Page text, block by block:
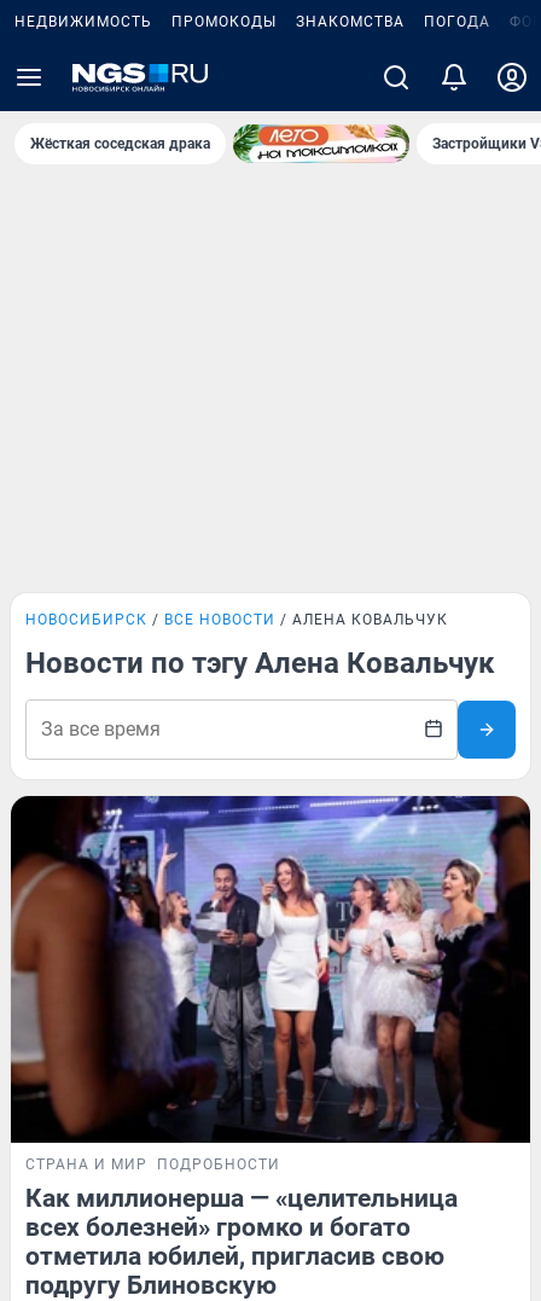
НЕДВИЖИМОСТЬ ПРОМОКОДЫ ЗНАКОМСТВА ПОГОДА
Жёсткая соседская драка Застройщики
НОВОСИБИРСК ВСЕ НОВОСТИ АЛЕНА КОВАЛЬЧУК
Новости по тэгу Алена Ковальчук
СТРАНА И МИР ПОДРОБНОСТИ
Как миллионерша — «целительница
всех болезней» громко и богато
отметила юбилей, пригласив свою
подругу Блиновскую